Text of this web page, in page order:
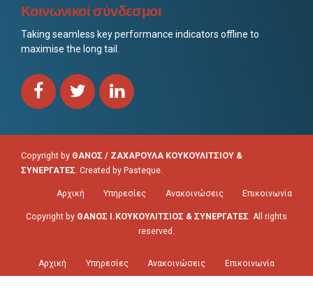
Κοινωνικοί σύνδεσμοι
Taking seamless key performance indicators offline to
maximise the long tail.
Copyright by ΘΑΝΟΣ / ΖΑΧΑΡΟΥΛΑ ΚΟΥΚΟΥΛΙΤΣΙΟΥ &
ΣΥΝΕΡΓΑΤΕΣ . Created by Pasteque
Αρχική Υπηρεσίες Ανακοινώσεις Επικοινωνία
Copyright by ΘΑΝΟΣ Ι.ΚΟΥΚΟΥΛΙΤΣΙΟΣ & ΣΥΝΕΡΓΑΤΕΣ. All rights
reserved.
Αρχική Υπηρεσίες Ανακοινώσεις Επικοινωνία